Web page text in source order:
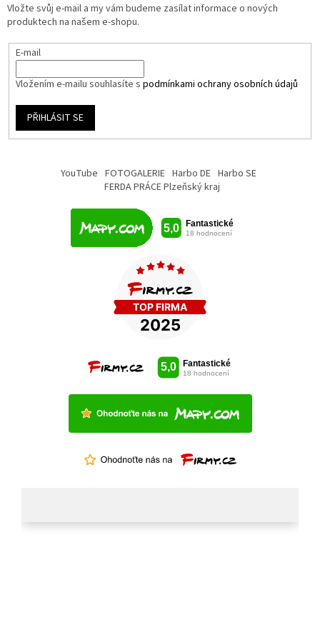
Vložte svůj e-mail a my vám budeme zasílat informace o nových
produktech na našem e-shopu.
E-mail
Vložením e-mailu souhlasíte s podmínkami ochrany osobních údajů
PŘIHLÁSIT SE
YouTube FOTOGALERIE Harbo DE Harbo SE
FERDA PRÁCE Plzeňský kraj